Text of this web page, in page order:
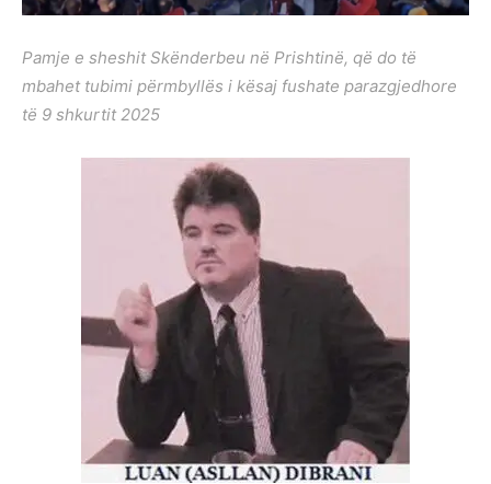
Pamje e sheshit Skënderbeu në Prishtinë, që do të
mbahet tubimi përmbyllës i kësaj fushate parazgjedhore
të 9 shkurtit 2025